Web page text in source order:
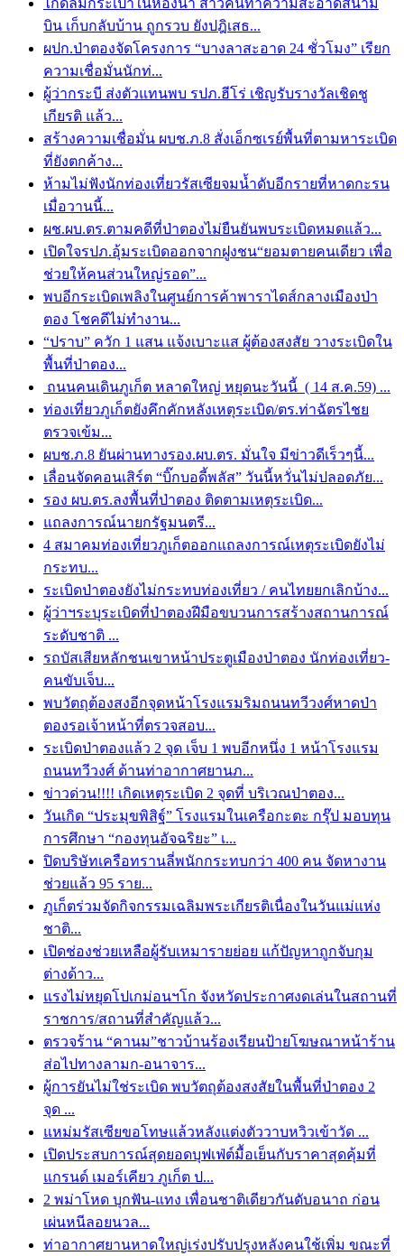
บิน เก็บกลับบ้าน ถูกรวบ ยังปฎิเสธ...
ผปก.ป่าตองจัดโครงการ “บางลาสะอาด 24 ชั่วโมง” เรียก
ความเชื่อมั่นนักท่...
ผู้ว่ากระบี ส่งตัวแทนพบ รปภ.ฮีโร่ เชิญรับรางวัลเชิดชู
เกียรติ แล้ว...
สร้างความเชื่อมั่น ผบช.ภ.8 สั่งเอ็กซเรย์พื้นที่ตามหาระเบิด
ที่ยังตกค้าง...
ห้ามไม่ฟังนักท่องเที่ยวรัสเซียจมน้ำดับอีกรายที่หาดกะรน
เมื่อวานนี้...
ผช.ผบ.ตร.ตามคดีที่ป่าตองไม่ยืนยันพบระเบิดหมดแล้ว...
เปิดใจรปภ.อุ้มระเบิดออกจากฝูงชน“ยอมตายคนเดียว เพื่อ
ช่วยให้คนส่วนใหญ่รอด”...
พบอีกระเบิดเพลิงในศูนย์การค้าพาราไดส์กลางเมืองป่า
ตอง โชคดีไม่ทำงาน...
“ปราบ” ควัก 1 แสน แจ้งเบาะแส ผู้ต้องสงสัย วางระเบิดใน
พื้นที่ป่าตอง...
ถนนคนเดินภูเก็ต หลาดใหญ่ หยุดนะวันนี้ ( 14 ส.ค.59) ...
ท่องเที่ยวภูเก็ตยังคึกคักหลังเหตุระเบิด/ตร.ท่าฉัตรไชย
ตรวจเข้ม...
ผบช.ภ.8 ยันผ่านทางรอง.ผบ.ตร. มั่นใจ มีข่าวดีเร็วๆนี้...
เลื่อนจัดคอนเสิร์ต “บิ๊กบอดี้พลัส” วันนี้หวั่นไม่ปลอดภัย...
รอง ผบ.ตร.ลงพื้นที่ป่าตอง ติดตามเหตุระเบิด...
แถลงการณ์นายกรัฐมนตรี...
4 สมาคมท่องเที่ยวภูเก็ตออกแถลงการณ์เหตุระเบิดยังไม่
กระทบ...
ระเบิดป่าตองยังไม่กระทบท่องเที่ยว / คนไทยยกเลิกบ้าง...
ผู้ว่าฯระบุระเบิดที่ป่าตองฝีมือขบวนการสร้างสถานการณ์
ระดับชาติ ...
รถบัสเสียหลักชนเขาหน้าประตูเมืองป่าตอง นักท่องเที่ยว-
คนขับเจ็บ...
พบวัตถุต้องสงอีกจุดหน้าโรงแรมริมถนนทวีวงศ์หาดป่า
ตองรอเจ้าหน้าที่ตรวจสอบ...
ระเบิดป่าตองแล้ว 2 จุด เจ็บ 1 พบอีกหนึ่ง 1 หน้าโรงแรม
ถนนทวีวงศ์ ด้านท่าอากาศยานภ...
ข่าวด่วน!!!! เกิดเหตุระเบิด 2 จุดที่ บริเวณป่าตอง...
วันเกิด “ประมุขพิสิฐ์” โรงแรมในเครือกะตะ กรุ๊ป มอบทุน
การศึกษา “กองทุนอัจฉริยะ” เ...
ปิดบริษัทเครือทรานลี่พนักกระทบกว่า 400 คน จัดหางาน
ช่วยแล้ว 95 ราย...
ภูเก็ตร่วมจัดกิจกรรมเฉลิมพระเกียรติเนื่องในวันแม่แห่ง
ชาติ...
เปิดช่องช่วยเหลือผู้รับเหมารายย่อย แก้ปัญหาถูกจับกุม
ต่างด้าว...
แรงไม่หยุดโปเกม่อนฯโก จังหวัดประกาศงดเล่นในสถานที่
ราชการ/สถานที่สำคัญแล้ว...
ตรวจร้าน “คานม”ชาวบ้านร้องเรียนป้ายโฆษณาหน้าร้าน
ส่อไปทางลามก-อนาจาร...
ผู้การยันไม่ใช่ระเบิด พบวัตถุต้องสงสัยในพื้นที่ป่าตอง 2
จุด ...
แหม่มรัสเซียขอโทษแล้วหลังแต่งตัววาบหวิวเข้าวัด ...
เปิดประสบการณ์สุดยอดบุฟเฟ่ต์มื้อเย็นกับราคาสุดคุ้มที่
แกรนด์ เมอร์เคียว ภูเก็ต ป...
2 พม่าโหด บุกฟัน-แทง เพื่อนชาติเดียวกันดับอนาถ ก่อน
เผ่นหนีลอยนวล...
ท่าอากาศยานหาดใหญ่เร่งปรับปรุงหลังคนใช้เพิ่ม ขณะที่